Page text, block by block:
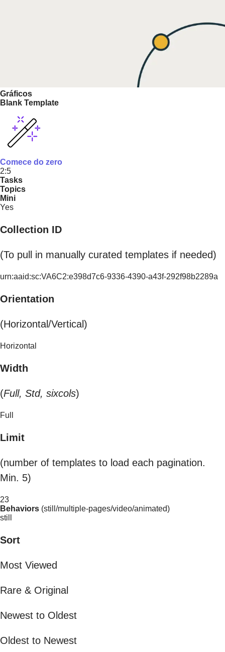
Gráficos
Blank Template
Comece do zero
2:5
Tasks
Topics
Mini
Yes
Collection ID
(To pull in manually curated templates if needed)
urn:aaid:sc:VA6C2:e398d7c6-9336-4390-a43f-292f98b2289a
Orientation
(Horizontal/Vertical)
Horizontal
Width
(Full, Std, sixcols)
Full
Limit
(number of templates to load each pagination.
Min. 5)
23
Behaviors (still/multiple-pages/video/animated)
still
Sort
Most Viewed
Rare & Original
Newest to Oldest
Oldest to Newest